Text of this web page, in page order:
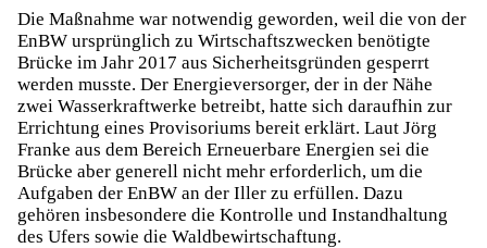
Die Maßnahme war notwendig geworden, weil die von der
EnBW ursprünglich zu Wirtschaftszwecken benötigte
Brücke im Jahr 2017 aus Sicherheitsgründen gesperrt
werden musste. Der Energieversorger, der in der Nähe
zwei Wasserkraftwerke betreibt, hatte sich daraufhin zur
Errichtung eines Provisoriums bereit erklärt. Laut Jörg
Franke aus dem Bereich Erneuerbare Energien sei die
Brücke aber generell nicht mehr erforderlich, um die
Aufgaben der EnBW an der Iller zu erfüllen. Dazu
gehören insbesondere die Kontrolle und Instandhaltung
des Ufers sowie die Waldbewirtschaftung.